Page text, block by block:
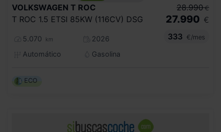
VOLKSWAGEN T ROC
T ROC 1.5 ETSI 85KW (116CV) DSG
5.070 km
2026
Automático
Gasolina
28.990 €
27.990 €
333
€/mes
ECO